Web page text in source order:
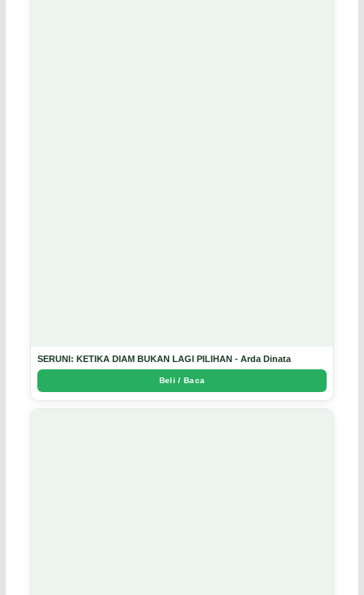
SERUNI: KETIKA DIAM BUKAN LAGI PILIHAN - Arda Dinata
Beli / Baca